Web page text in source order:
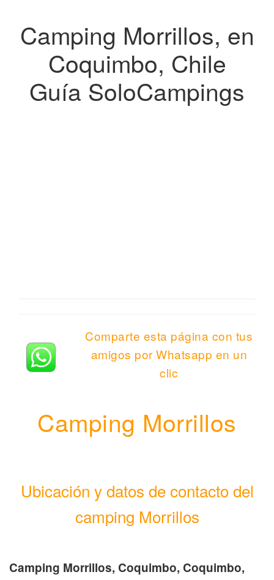
Camping Morrillos, en
Coquimbo, Chile
Guía SoloCampings
Comparte esta página con tus
amigos por Whatsapp en un
clic
Camping Morrillos
Ubicación y datos de contacto del
camping Morrillos
Camping Morrillos, Coquimbo, Coquimbo,